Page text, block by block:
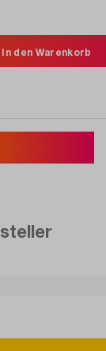
In den Warenkorb